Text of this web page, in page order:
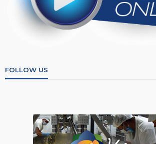
FOLLOW US